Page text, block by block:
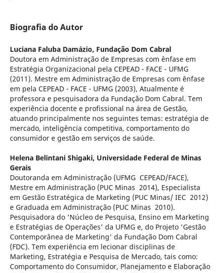
Biografia do Autor
Luciana Faluba Damázio, Fundação Dom Cabral
Doutora em Administração de Empresas com ênfase em
Estratégia Organizacional pela CEPEAD - FACE - UFMG
(2011). Mestre em Administração de Empresas com ênfase
em pela CEPEAD - FACE - UFMG (2003), Atualmente é
professora e pesquisadora da Fundação Dom Cabral. Tem
experiência docente e profissional na área de Gestão,
atuando principalmente nos seguintes temas: estratégia de
mercado, inteligência competitiva, comportamento do
consumidor e gestão em serviços de saúde.
Helena Belintani Shigaki, Universidade Federal de Minas
Gerais
Doutoranda em Administração (UFMG ­ CEPEAD/FACE),
Mestre em Administração (PUC Minas ­ 2014), Especialista
em Gestão Estratégica de Marketing (PUC Minas/ IEC ­ 2012)
e Graduada em Administração (PUC Minas ­ 2010).
Pesquisadora do 'Núcleo de Pesquisa, Ensino em Marketing
e Estratégias de Operações' da UFMG e, do Projeto 'Gestão
Contemporânea de Marketing' da Fundação Dom Cabral
(FDC). Tem experiência em lecionar disciplinas de
Marketing, Estratégia e Pesquisa de Mercado, tais como:
Comportamento do Consumidor, Planejamento e Elaboração